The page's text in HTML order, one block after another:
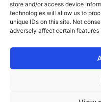
store and/or access device
technologies will allow us to
unique IDs on this site. Not
adversely affect certain features
Ik
© 2026